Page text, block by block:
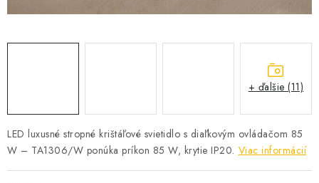
OBCHODNÉ PODMIENKY
Reklamácie a formulár na odstúpenie od zmluvy
Obchodné podmienky
Podmienky ochrany osobných údajov
O nás - MEGALED & JANTON Zákamenné
LED luxusné stropné krištáľové svietidlo s diaľkovým ovládačom 85
W – TA1306/W ponúka príkon 85 W, krytie IP20. Viac informácií
+ ďalšie (11)